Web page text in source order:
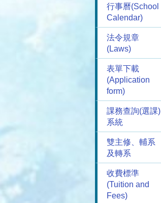
行事曆(School
Calendar)
法令規章
(Laws)
表單下載
(Application
form)
課務查詢(選課)
系統
雙主修、輔系
及轉系
收費標準
(Tuition and
Fees)